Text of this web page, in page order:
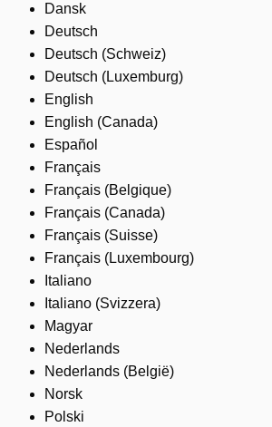
Dansk
Deutsch
Deutsch (Schweiz)
Deutsch (Luxemburg)
English
English (Canada)
Español
Français
Français (Belgique)
Français (Canada)
Français (Suisse)
Français (Luxembourg)
Italiano
Italiano (Svizzera)
Magyar
Nederlands
Nederlands (België)
Norsk
Polski